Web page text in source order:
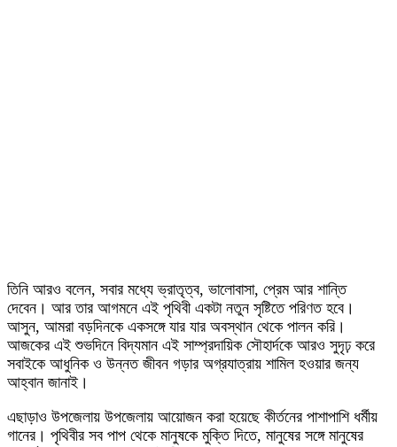
তিনি আরও বলেন, সবার মধ্যে ভ্রাতৃত্ব, ভালোবাসা, প্রেম আর শান্তি
দেবেন। আর তার আগমনে এই পৃথিবী একটা নতুন সৃষ্টিতে পরিণত হবে।
আসুন, আমরা বড়দিনকে একসঙ্গে যার যার অবস্থান থেকে পালন করি।
আজকের এই শুভদিনে বিদ্যমান এই সাম্প্রদায়িক সৌহার্দকে আরও সুদৃঢ় করে
সবাইকে আধুনিক ও উন্নত জীবন গড়ার অগ্রযাত্রায় শামিল হওয়ার জন্য
আহ্বান জানাই।
এছাড়াও উপজেলায় উপজেলায় আয়োজন করা হয়েছে কীর্তনের পাশাপাশি ধর্মীয়
গানের। পৃথিবীর সব পাপ থেকে মানুষকে মুক্তি দিতে, মানুষের সঙ্গে মানুষের